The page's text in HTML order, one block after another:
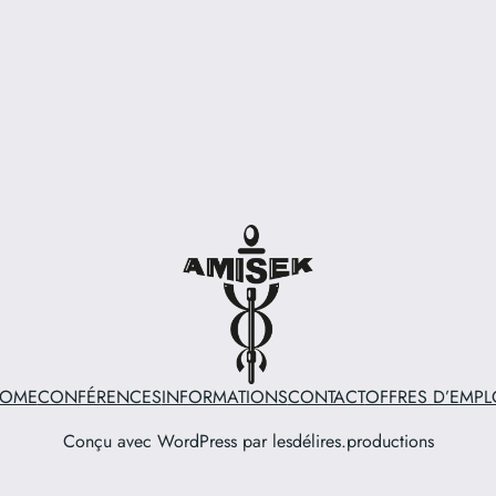
CONFÉRENCESINFORMATIONSCONTACTOFFRES
Conçu avec WordPress par lesdélires.productions